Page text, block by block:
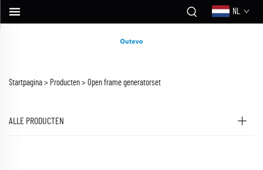
NL
Startpagina > Producten > Open frame generatorset
ALLE PRODUCTEN